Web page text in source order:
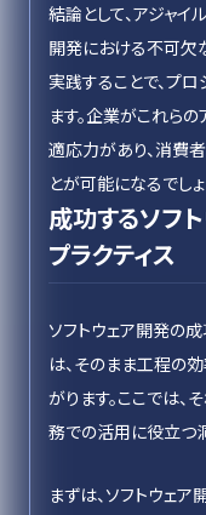
結論として、アジャ
開発における不可欠
実践することで、プ
ます。企業がこれら
適応力があり、消費
とが可能になるでしょ
成功するソフ
プラクティス
ソフトウェア開発の
は、そのまま工程の
がります。ここでは
務での活用に役立つ
まずは、ソフトウェ